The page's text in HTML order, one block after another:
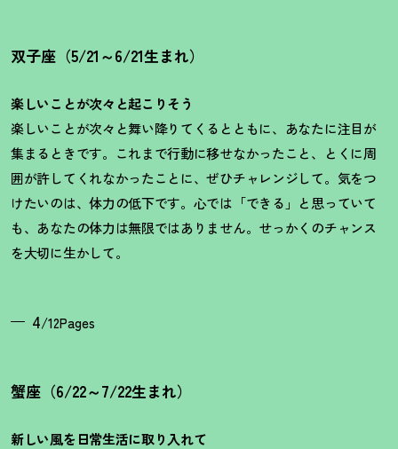
双子座（5/21～6/21生まれ）
楽しいことが次々と起こりそう
楽しいことが次々と舞い降りてくるとともに、あなたに注目が
集まるときです。これまで行動に移せなかったこと、とくに周
囲が許してくれなかったことに、ぜひチャレンジして。気をつ
けたいのは、体力の低下です。心では「できる」と思っていて
も、あなたの体力は無限ではありません。せっかくのチャンス
を大切に生かして。
4/12Pages
蟹座（6/22～7/22生まれ）
新しい風を日常生活に取り入れて